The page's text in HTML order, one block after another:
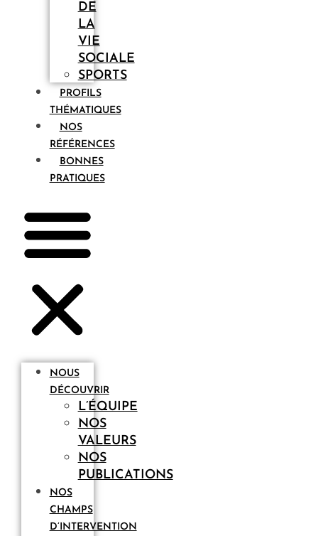
DE
LA
VIE
SOCIALE
SPORTS
PROFILS
THÉMATIQUES
NOS
RÉFÉRENCES
BONNES
PRATIQUES
NOUS
DÉCOUVRIR
L’ÉQUIPE
NOS
VALEURS
NOS
PUBLICATIONS
NOS
CHAMPS
D’INTERVENTION